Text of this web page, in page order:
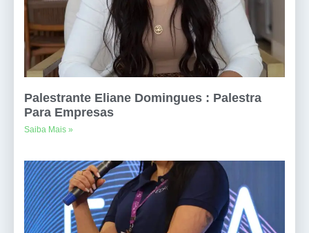
Palestrante Eliane Domingues : Palestra
Para Empresas
Saiba Mais »